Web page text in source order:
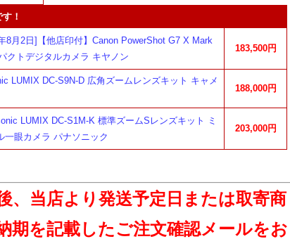
！
8月2日]【他店印付】Canon PowerShot G7 X Mark
クトデジタルカメラ キヤノン
183,500円
LUMIX DC-S9N-D 広角ズームレンズキット キャメ
188,000円
LUMIX DC-S1M-K 標準ズームSレンズキット ミ
一眼カメラ パナソニック
203,000円
、当店より発送予定日または取寄商
期を記載したご注文確認メールをお